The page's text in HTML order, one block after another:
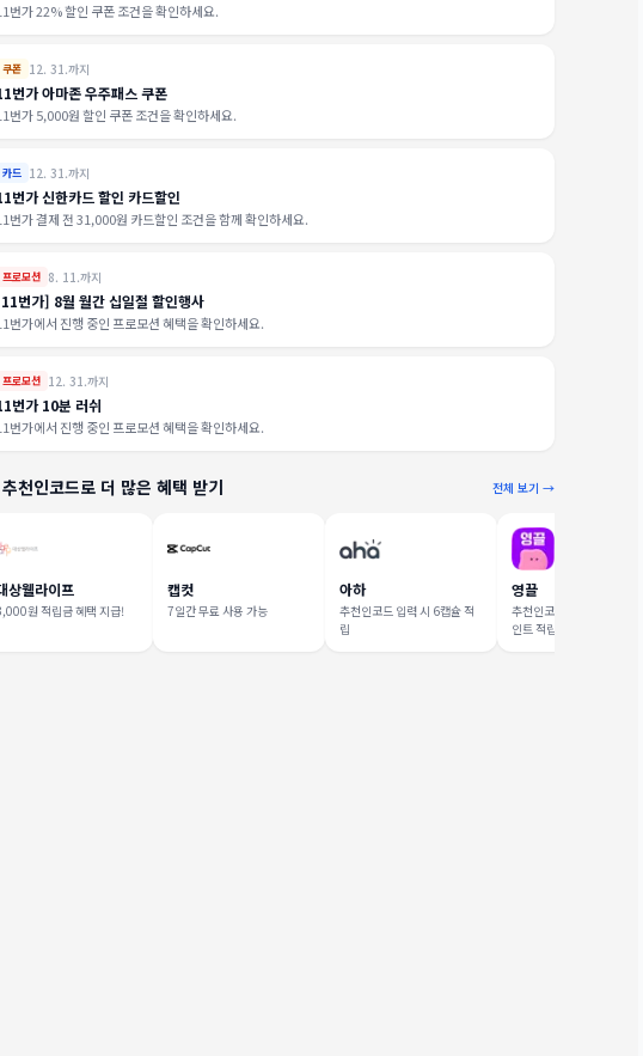
번가 22% 할인 쿠폰 조건을 확인하세요.
쿠폰 12. 31.까지
번가 아마존 우주패스 쿠폰
번가 5,000원 할인 쿠폰 조건을 확인하세요.
카드 12. 31.까지
번가 신한카드 할인 카드할인
번가 결제 전 31,000원 카드할인 조건을 함께 확인하세요.
프로모션 8. 11.까지
번가] 8월 월간 십일절 할인행사
번가에서 진행 중인 프로모션 혜택을 확인하세요.
프로모션 12. 31.까지
번가 10분 러쉬
번가에서 진행 중인 프로모션 혜택을 확인하세요.
천인코드로 더 많은 혜택 받기 전체 보기 →
상웰라이프
원 적립금 혜택 지급!
캡컷
7일간 무료 사용 가능
아하
추천인코드 입력 시 6캡슐 적
립
영끌
추천인코드 입력 시 1,000 포
인트 적립